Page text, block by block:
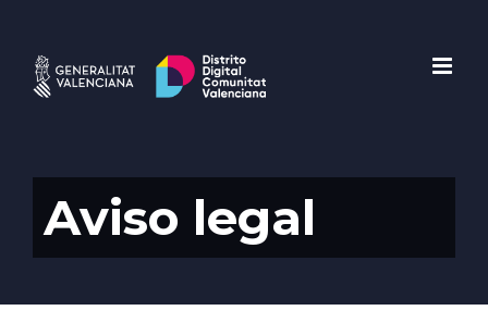
contenido
Aviso legal